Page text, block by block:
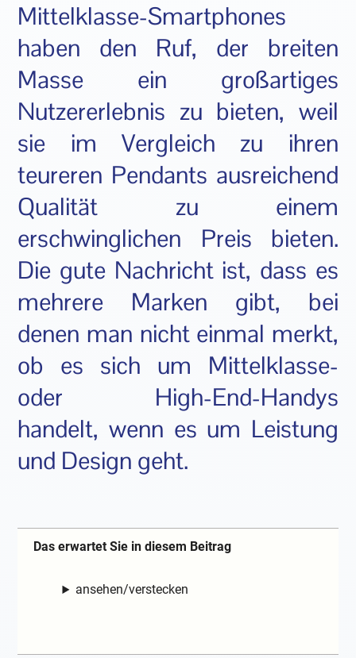
Mittelklasse-Smartphones
haben den Ruf, der breiten
Masse ein großartiges
Nutzererlebnis zu bieten, weil
sie im Vergleich zu ihren
teureren Pendants ausreichend
Qualität zu einem
erschwinglichen Preis bieten.
Die gute Nachricht ist, dass es
mehrere Marken gibt, bei
denen man nicht einmal merkt,
ob es sich um Mittelklasse-
oder High-End-Handys
handelt, wenn es um Leistung
und Design geht.
Das erwartet Sie in diesem Beitrag
ansehen/verstecken